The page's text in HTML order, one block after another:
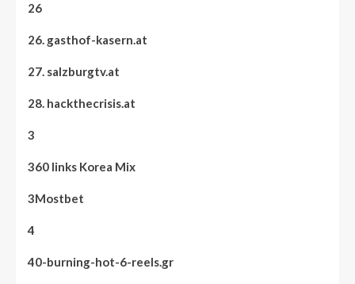
26
26. gasthof-kasern.at
27. salzburgtv.at
28. hackthecrisis.at
3
360 links Korea Mix
3Mostbet
4
40-burning-hot-6-reels.gr